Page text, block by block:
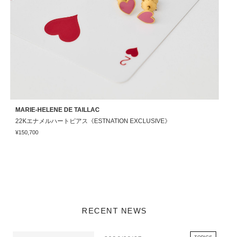
MARIE-HELENE DE TAILLAC
22Kエナメルハートピアス《ESTNATION EXCLUSIVE》
¥150,700
RECENT NEWS